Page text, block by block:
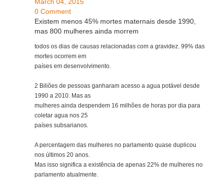
March 04, 2015
0 Comment
Existem menos 45% mortes maternais desde 1990,
mas 800 mulheres ainda morrem
todos os dias de causas relacionadas com a gravidez. 99% das
mortes ocorrem em
países em desenvolvimento.
2 Biliões de pessoas ganharam acesso a agua potável desde
1990 a 2010. Mas as
mulheres ainda despendem 16 milhões de horas por dia para
coletar agua nos 25
países subsarianos.
A percentagem das mulheres no parlamento quase duplicou
nos últimos 20 anos.
Mas isso significa a existência de apenas 22% de mulheres no
parlamento atualmente.